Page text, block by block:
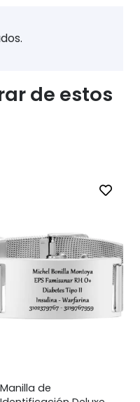
de estos
Manilla de